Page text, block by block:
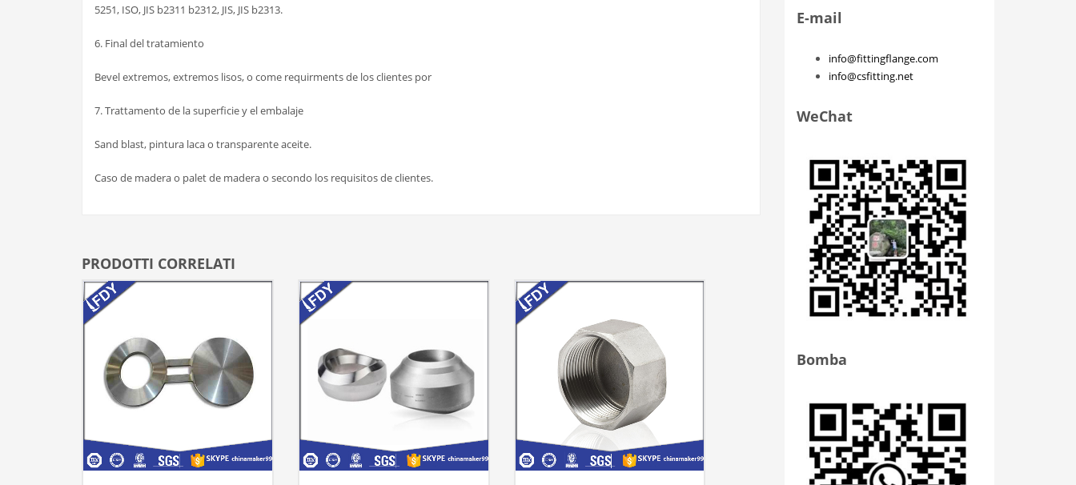
5251, ISO, JIS b2311 b2312, JIS, JIS b2313.
6. Final del tratamiento
Bevel extremos, extremos lisos, o come requirments de los clientes por
7. Trattamento de la superficie y el embalaje
Sand blast, pintura laca o transparente aceite.
Caso de madera o palet de madera o secondo los requisitos de clientes.
PRODOTTI CORRELATI
E-mail
info@fittingflange.com
info@csfitting.net
WeChat
Bomba